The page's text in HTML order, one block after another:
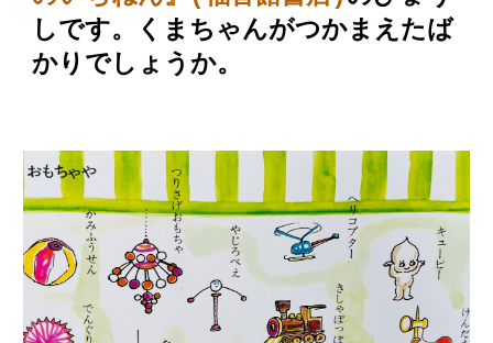
しです。くまちゃんがつかまえたば
かりでしょうか。